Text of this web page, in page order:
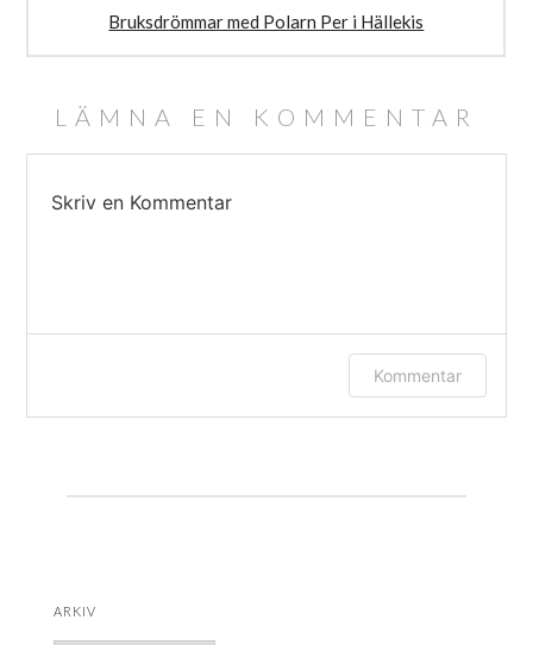
Bruksdrömmar med Polarn Per i Hällekis
LÄMNA EN KOMMENTAR
Skriv en Kommentar
Logga in eller ange ditt namn och e-post
Kommentar
ARKIV